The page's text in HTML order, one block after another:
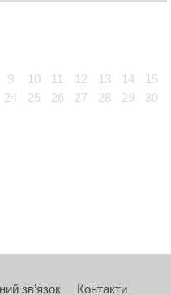
9 10 11 12 13 14
15
24 25 26 27 28 29
30
зв’язок Контакти